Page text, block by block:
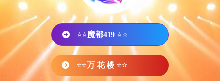
⭐⭐魔都419 ⭐⭐
⭐⭐万 花 楼 ⭐⭐